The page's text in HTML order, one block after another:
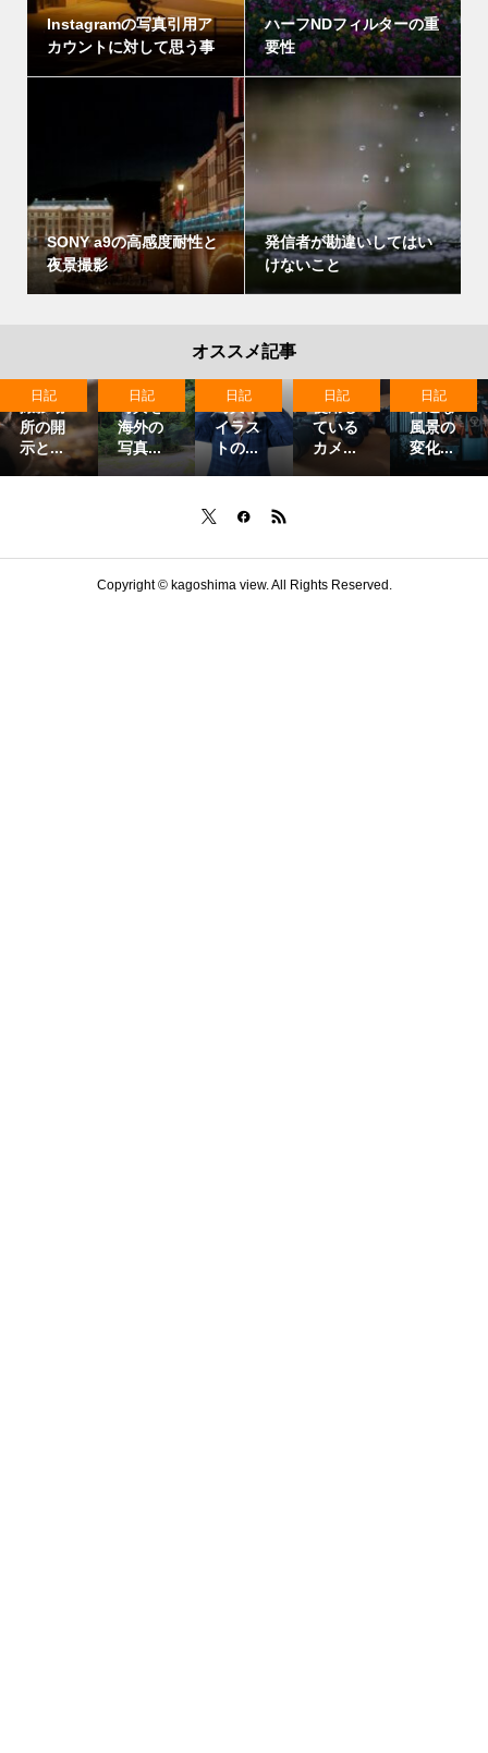
Instagramの写真引用ア
カウントに対して思う事
ハーフNDフィルターの重
要性
SONY a9の高感度耐性と
夜景撮影
発信者が勘違いしてはい
けないこと
オススメ記事
撮影場
所の開
示と...
日記
写真を
海外の
写真...
日記
写真や
イラス
トの...
日記
使用し
ている
カメ...
日記
身近な
風景の
変化...
日記
Copyright ©kagoshima view. All Rights Reserved.